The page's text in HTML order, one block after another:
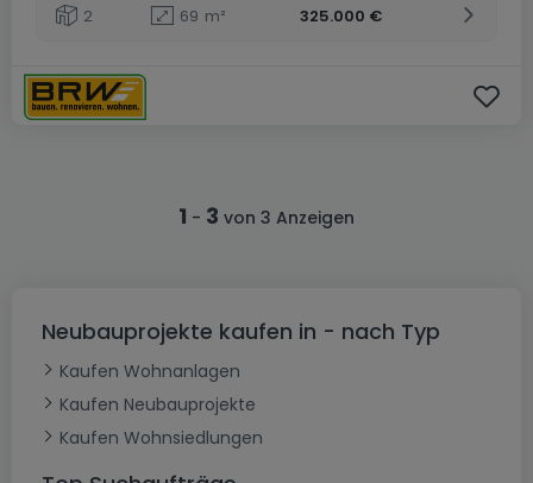
2
69 m² 325.000 €
1 - 3 von 3 Anzeigen
Neubauprojekte kaufen in - nach Typ
Kaufen Wohnanlagen
Kaufen Neubauprojekte
Kaufen Wohnsiedlungen